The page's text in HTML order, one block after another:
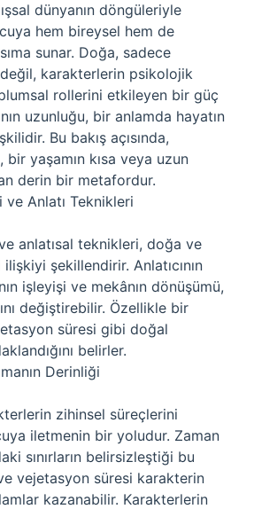
dünyanın döngüleriyle
hem bireysel hem de
sunar. Doğa, sadece
karakterlerin psikolojik
rollerini etkileyen bir güç
uzunluğu, bir anlamda hayatın
Bu bakış açısında,
yaşamın kısa veya uzun
derin bir metafordur.
Anlatı Teknikleri
anlatısal teknikleri, doğa ve
şekillendirir. Anlatıcının
işleyişi ve mekânın dönüşümü,
değiştirebilir. Özellikle bir
süresi gibi doğal
belirler.
Derinliği
zihinsel süreçlerini
iletmenin bir yoludur. Zaman
sınırların belirsizleştiği bu
vejetasyon süresi karakterin
kazanabilir. Karakterlerin